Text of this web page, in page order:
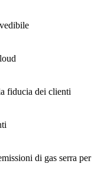
fiducia dei clienti
di gas serra per